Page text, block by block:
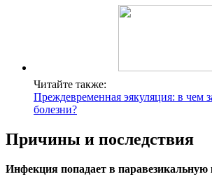
Читайте также:
Преждевременная эякуляция: в чем
болезни?
Причины и последствия
Инфекция попадает в паравезикальную